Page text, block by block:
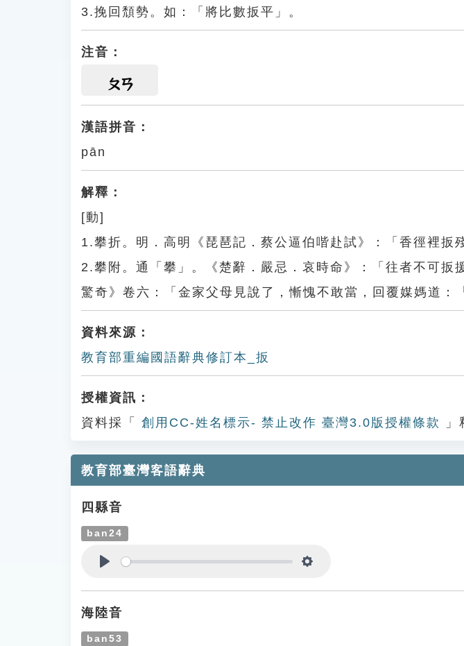
3.挽回頹勢。如：「將比數扳平」。
注音：
ㄆㄢ
漢語拼音：
pān
解釋：
[動]
1.攀折。明．高明《琵琶記．蔡公逼伯喈赴試》：「香徑裡扳
2.攀附。通「攀」。《楚辭．嚴忌．哀時命》：「往者不可扳
驚奇》卷六：「金家父母見說了，慚愧不敢當，回覆媒媽道：
資料來源：
教育部重編國語辭典修訂本_扳
授權資訊：
資料採「
創用CC-姓名標示- 禁止改作 臺灣3.0版授權條款 」
教育部臺灣客語辭典
四縣音
ban24
海陸音
ban53